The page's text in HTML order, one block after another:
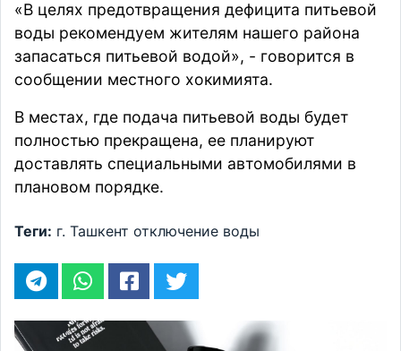
«В целях предотвращения дефицита питьевой
воды рекомендуем жителям нашего района
запасаться питьевой водой», - говорится в
сообщении местного хокимията.
В местах, где подача питьевой воды будет
полностью прекращена, ее планируют
доставлять специальными автомобилями в
плановом порядке.
Теги: г. Ташкент отключение воды